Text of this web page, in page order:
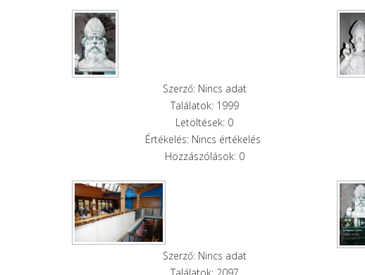
Szerző: Nincs adat
Találatok: 1999
Letöltések: 0
Értékelés: Nincs értékelés
Hozzászólások: 0
Szerző: Nincs adat